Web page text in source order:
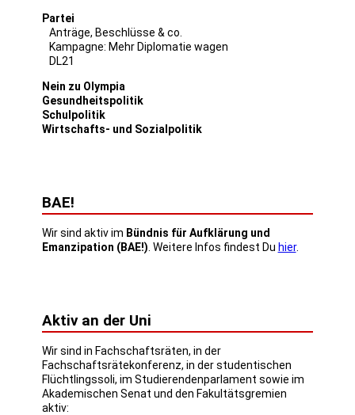
Partei
Anträge, Beschlüsse & co.
Kampagne: Mehr Diplomatie wagen
DL21
Nein zu Olympia
Gesundheitspolitik
Schulpolitik
Wirtschafts- und Sozialpolitik
BAE!
Wir sind aktiv im Bündnis für Aufklärung und
Emanzipation (BAE!) . Weitere Infos findest Du hier.
Aktiv an der Uni
Wir sind in Fachschaftsräten, in der
Fachschaftsrätekonferenz, in der studentischen
Flüchtlingssoli, im Studierendenparlament sowie im
Akademischen Senat und den Fakultätsgremien
aktiv: